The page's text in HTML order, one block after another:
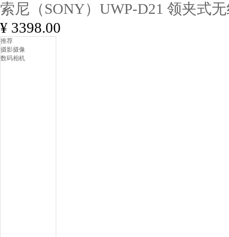
索尼（SONY）UWP-D21 领夹式
¥ 3398.00
推荐
摄影摄像
数码相机